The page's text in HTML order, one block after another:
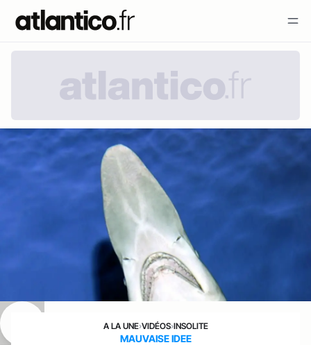
A LA UNE›VIDÉOS›INSOLITE
MAUVAISE IDEE